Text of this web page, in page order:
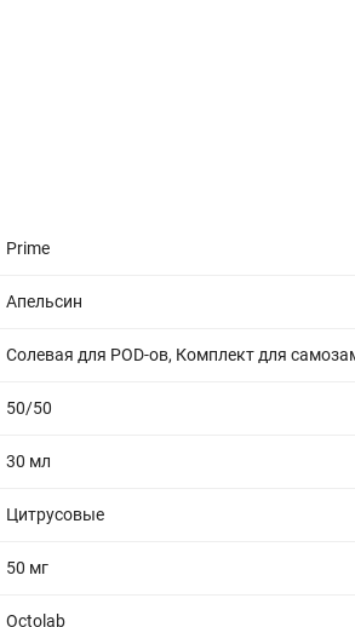
Prime
Апельсин
Солевая для POD-ов, Комплект для
50/50
30 мл
Цитрусовые
50 мг
Octolab